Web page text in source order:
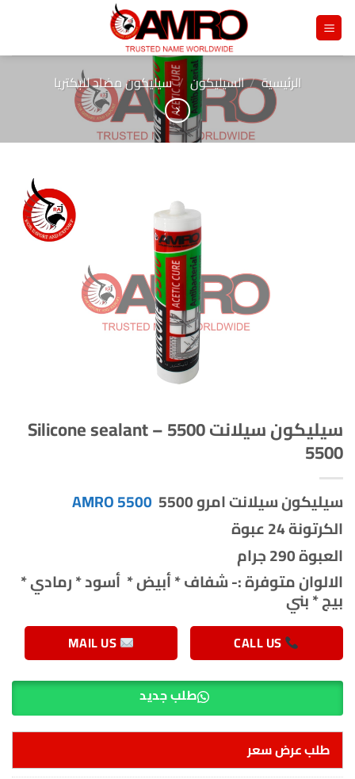
تخطي
للمحتوى
الرئيسية / السيليكون / سيليكون مضاد للبكتريا
سيليكون سيلانت 5500 – Silicone sealant
5500
سيليكون سيلانت امرو 5500
AMRO 5500
الكرتونة 24 عبوة
العبوة 290 جرام
الالوان متوفرة :- شفاف * أبيض * أسود * رمادي *
بيج * بني
طلب جديد
طلب عرض سعر